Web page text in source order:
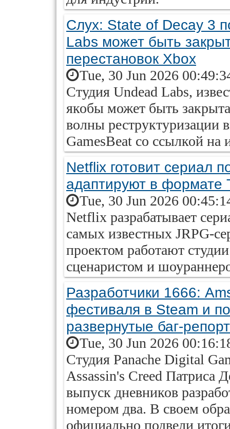
Слух: State of Decay 3
Labs может быть
перестановок Xbox
Tue, 30 Jun 2026
Студия Undead Labs,
якобы может быть
волны реструктуризации
GamesBeat со ссылкой на
Netflix готовит сериал
адаптируют в формате
Tue, 30 Jun 2026
Netflix разрабатывает
самых известных JRPG-
проектом работают
сценаристом и
Разработчики 1666:
фестиваля в Steam и
развернутые баг-
Tue, 30 Jun 2026
Студия Panache Digital
Assassin's Creed Патриса
выпуск дневников
номером два. В своем
официально подвели